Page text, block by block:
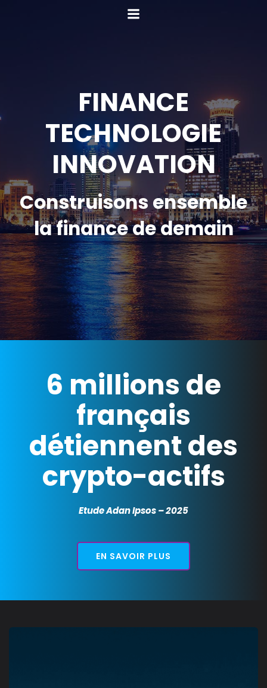
FINANCE
TECHNOLOGIE
INNOVATION
Construisons ensemble
la finance de demain
6 millions de
français
détiennent des
crypto-actifs
Etude Adan Ipsos – 2025
EN SAVOIR PLUS